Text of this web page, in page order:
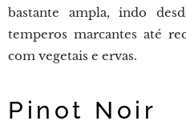
bastante ampla, indo
temperos marcantes até
com vegetais e ervas.
Pinot Noir